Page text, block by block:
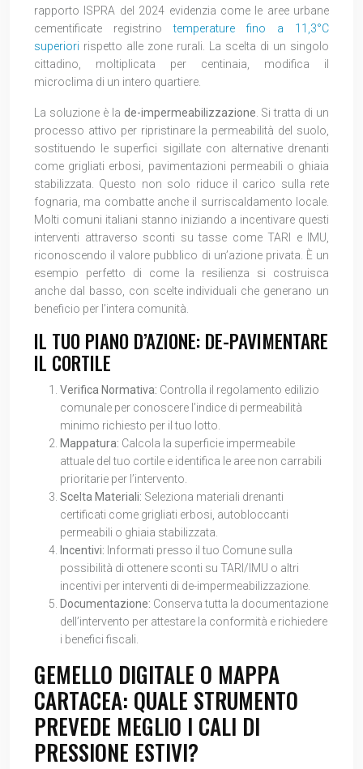
rapporto ISPRA del 2024 evidenzia come le aree urbane
cementificate registrinotemperature fino a 11,3°C
superiori rispetto alle zone rurali. La scelta di un singolo
cittadino, moltiplicata per centinaia, modifica il
microclima di un intero quartiere.
La soluzione è la de-impermeabilizzazione . Si tratta di un
processo attivo per ripristinare la permeabilità del suolo,
sostituendo le superfici sigillate con alternative drenanti
come grigliati erbosi, pavimentazioni permeabili o ghiaia
stabilizzata. Questo non solo riduce il carico sulla rete
fognaria, ma combatte anche il surriscaldamento locale.
Molti comuni italiani stanno iniziando a incentivare questi
interventi attraverso sconti su tasse come TARI e IMU,
riconoscendo il valore pubblico di un’azione privata. È un
esempio perfetto di come la resilienza si costruisca
anche dal basso, con scelte individuali che generano un
beneficio per l’intera comunità.
IL TUO PIANO D’AZIONE: DE-PAVIMENTARE
IL CORTILE
Verifica Normativa: Controlla il regolamento edilizio
comunale per conoscere l’indice di permeabilità
minimo richiesto per il tuo lotto.
Mappatura: Calcola la superficie impermeabile
attuale del tuo cortile e identifica le aree non carrabili
prioritarie per l’intervento.
Scelta Materiali: Seleziona materiali drenanti
certificati come grigliati erbosi, autobloccanti
permeabili o ghiaia stabilizzata.
Incentivi: Informati presso il tuo Comune sulla
possibilità di ottenere sconti su TARI/IMU o altri
incentivi per interventi di de-impermeabilizzazione.
Documentazione: Conserva tutta la documentazione
dell’intervento per attestare la conformità e richiedere
i benefici fiscali.
GEMELLO DIGITALE O MAPPA
CARTACEA: QUALE STRUMENTO
PREVEDE MEGLIO I CALI DI
PRESSIONE ESTIVI?